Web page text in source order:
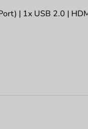
| 1x USB 2.0 |